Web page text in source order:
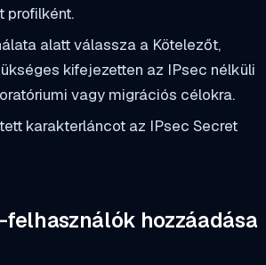
profilként.
alatt válassza a Kötelezőt,
kifejezetten az IPsec nélküli
vagy migrációs célokra.
karakterláncot az IPsec Secret
felhasználók hozzáadása